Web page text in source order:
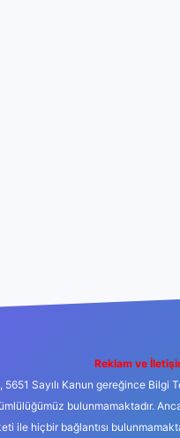
Reklam ve
5651 Sayılı Kanun gereğince
bulunmamaktadır.
ile hiçbir bağlantısı